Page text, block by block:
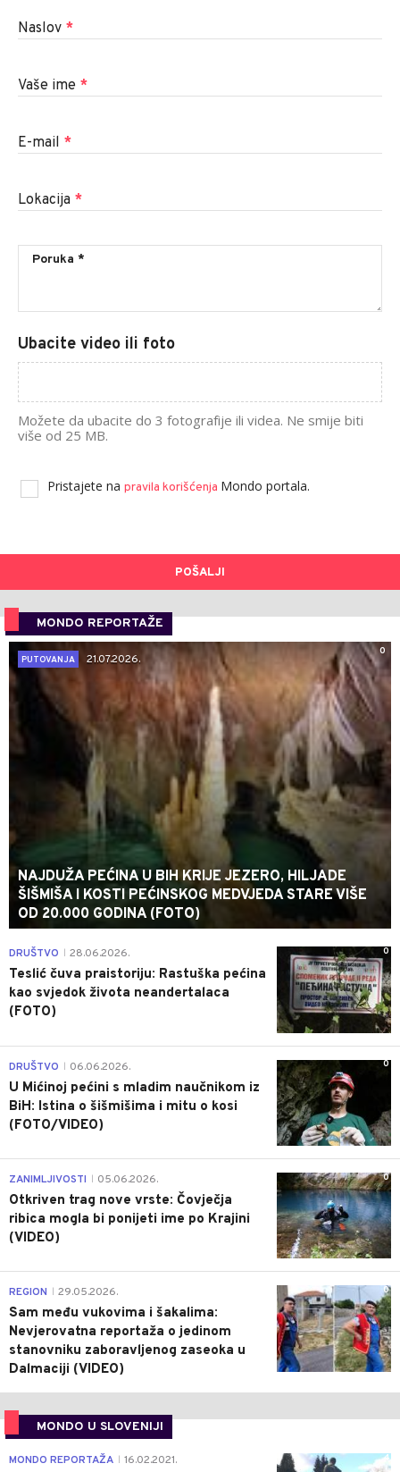
Naslov *
Vaše ime *
E-mail *
Lokacija *
Ubacite video ili foto
Možete da ubacite do 3 fotografije ili videa. Ne smije biti
više od 25 MB.
Pristajete na pravila korišćenja Mondo portala.
POŠALJI
MONDO REPORTAŽE
0
PUTOVANJA
21.07.2026.
NAJDUŽA PEĆINA U BIH KRIJE JEZERO, HILJADE
ŠIŠMIŠA I KOSTI PEĆINSKOG MEDVJEDA STARE VIŠE
OD 20.000 GODINA (FOTO)
0
DRUŠTVO 28.06.2026.
Teslić čuva praistoriju: Rastuška pećina
kao svjedok života neandertalaca
(FOTO)
0
DRUŠTVO 06.06.2026.
U Mićinoj pećini s mladim naučnikom iz
BiH: Istina o šišmišima i mitu o kosi
(FOTO/VIDEO)
0
ZANIMLJIVOSTI 05.06.2026.
Otkriven trag nove vrste: Čovječja
ribica mogla bi ponijeti ime po Krajini
(VIDEO)
0
REGION 29.05.2026.
Sam među vukovima i šakalima:
Nevjerovatna reportaža o jedinom
stanovniku zaboravljenog zaseoka u
Dalmaciji (VIDEO)
MONDO U SLOVENIJI
4
MONDO REPORTAŽA 16.02.2021.